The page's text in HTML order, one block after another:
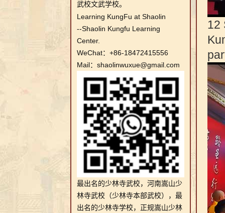
武校文武学校。
Learning KungFu at Shaolin
--Shaolin Kungfu Learning
Center.
WeChat：+86-18472415556
Mail：shaolinwuxue@gmail.com
最出名的少林寺武校，河南嵩山少
林寺武校（少林寺本部武校），最
出名的少林寺学校，正规嵩山少林
12